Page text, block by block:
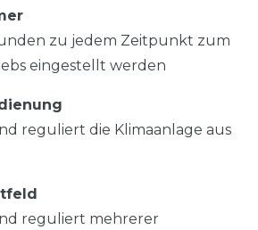
zu jedem Zeitpunkt zum
eingestellt werden
reguliert die Klimaanlage aus
reguliert mehrerer